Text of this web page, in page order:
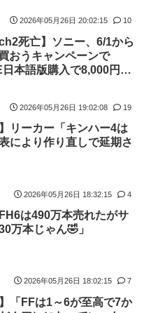
たグラドル、息子の「自閉ス
く
日本の普通のテレビ番組が
話題に
狩るわ...♥」
ｗｗｗ
ンさん、二人とツーショッ
スもAIアイドルを出そう
って見ると…
第２話「蒼翼の乙女」
奴は全員バカです」→30万再
失職ｗｗｗｗｗｗｗｗｗ
ペタンコのボストンバッグを
2026年05月26日 20:02:15 10
死亡】ソニー、6/1から
おうキャンペーンで
日本語版購入で8,000円キ
2026年05月26日 19:02:08 19
】リーカー「キンハー4は
により作り直しで延期さ
2026年05月26日 18:32:15 4
は490万本売れたがサ
万本じゃん🤣」
2026年05月26日 18:02:15 7
】「FFは1～6が至高で7か